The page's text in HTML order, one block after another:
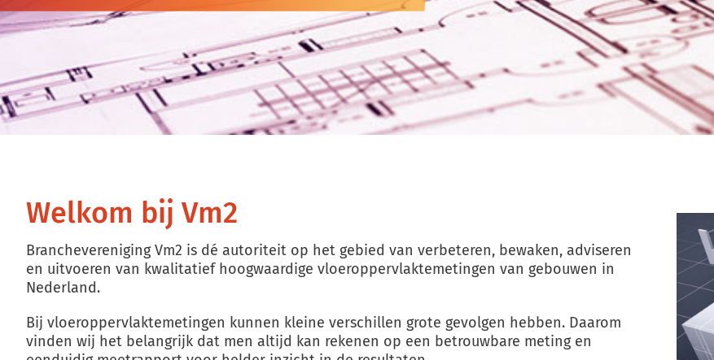
Welkom bij Vm2
Branchevereniging Vm2 is dé autoriteit op het gebied van verbeteren, bewaken, adviseren
en uitvoeren van kwalitatief hoogwaardige vloeroppervlaktemetingen van gebouwen in
Nederland.
Bij vloeroppervlaktemetingen kunnen kleine verschillen grote gevolgen hebben. Daarom
vinden wij het belangrijk dat men altijd kan rekenen op een betrouwbare meting en